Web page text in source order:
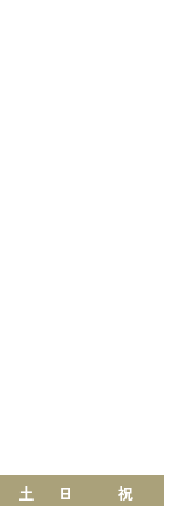
土 日 祝